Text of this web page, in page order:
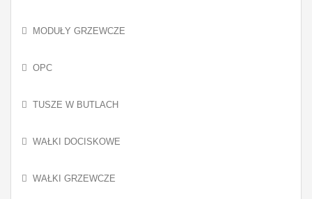
MODUŁY GRZEWCZE
OPC
TUSZE W BUTLACH
WAŁKI DOCISKOWE
WAŁKI GRZEWCZE